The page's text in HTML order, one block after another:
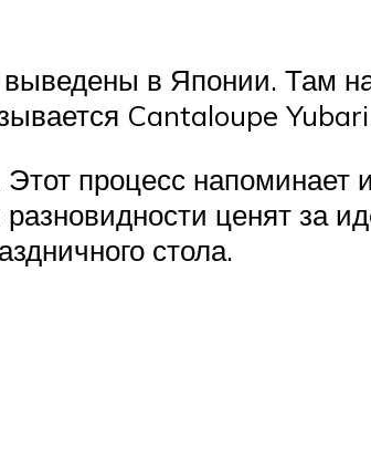
в Японии. Там
Cantaloupe
процесс напоминает
ценят за
стола.